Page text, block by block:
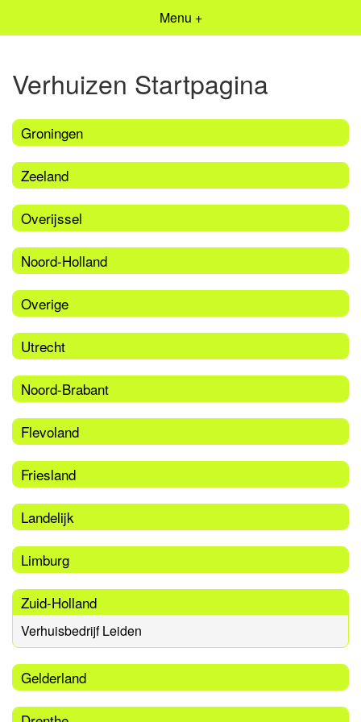
Menu +
Verhuizen Startpagina
Groningen
Zeeland
Overijssel
Noord-Holland
Overige
Utrecht
Noord-Brabant
Flevoland
Friesland
Landelijk
Limburg
Zuid-Holland
Verhuisbedrijf Leiden
Gelderland